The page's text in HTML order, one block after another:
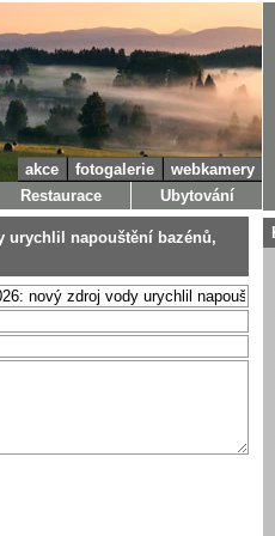
akce fotogalerie
webkamery
Restaurace Ubytování
urychlil napouštění bazénů,